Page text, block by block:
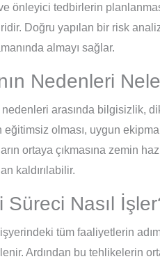
önleyici tedbirlerin
Doğru yapılan bir risk
almayı sağlar.
Nedenleri
nedenleri arasında bilgisizlik,
eğitimsiz olması, uygun
ortaya çıkmasına zemin
kaldırılabilir.
Süreci Nasıl
tüm faaliyetlerin
Ardından bu tehlikelerin